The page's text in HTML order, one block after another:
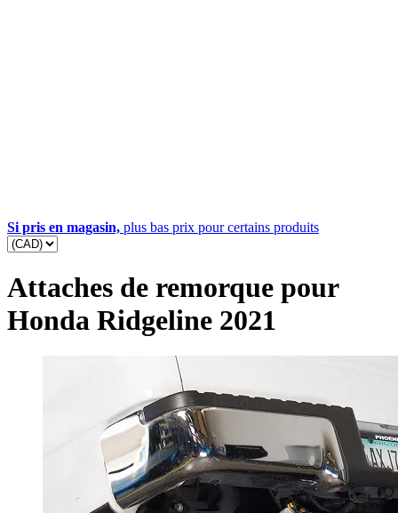
Si pris en magasin, plus bas prix pour certains produits
Attaches de remorque pour
Honda Ridgeline 2021